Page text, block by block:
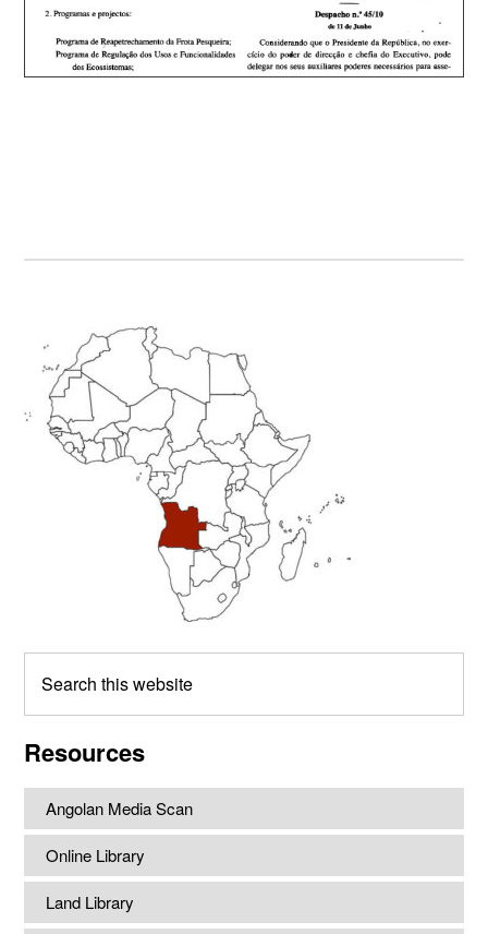
Primary
Sidebar
this
Resources
Angolan Media Scan
Online Library
Land Library